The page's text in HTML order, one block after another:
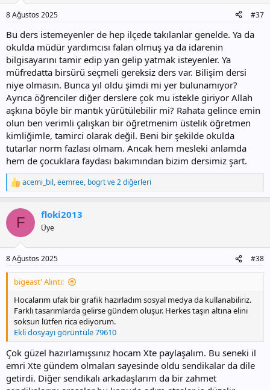
8 Ağustos 2025 #37
Bu ders istemeyenler de hep ilçede takılanlar genelde. Ya da
okulda müdür yardımcısı falan olmuş ya da idarenin
bilgisayarını tamir edip yan gelip yatmak isteyenler. Ya
müfredatta birsürü seçmeli gereksiz ders var. Bilişim dersi
niye olmasın. Bunca yıl oldu şimdi mi yer bulunamıyor?
Ayrıca öğrenciler diğer derslere çok mu istekle giriyor Allah
aşkına böyle bir mantık yürütülebilir mi? Rahata gelince emin
olun ben verimli çalışkan bir öğretmenim üstelik öğretmen
kimliğimle, tamirci olarak değil. Beni bir şekilde okulda
tutarlar norm fazlası olmam. Ancak hem mesleki anlamda
hem de çocuklara faydası bakımından bizim dersimiz şart.
T
e
k
l
acemi_bil,eemree, bogrtve 2 diğerleri
F floki2013
Üye
8 Ağustos 2025 #38
bigeast' Alıntı:
Hocalarım ufak bir grafik hazırladım sosyal medya da kullanabiliriz.
Farklı tasarımlarda gelirse gündem oluşur. Herkes taşın altına elini
soksun lütfen rica ediyorum.
Ekli dosyayı görüntüle 79610
Çok güzel hazırlamışsınız hocam Xte paylaşalım. Bu seneki il
emri Xte gündem olmaları sayesinde oldu sendikalar da dile
getirdi. Diğer sendikalı arkadaşlarım da bir zahmet